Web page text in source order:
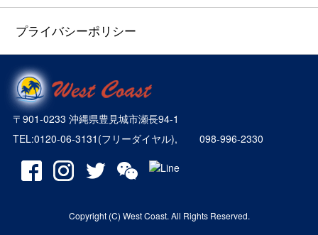
プライバシーポリシー
〒901-0233 沖縄県豊見城市瀬長94-1
TEL:0120-06-3131 (フリーダイヤル), 098-996-2330
Copyright (C) West Coast. All Rights Reserved.